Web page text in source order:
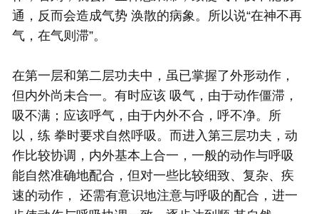
通，反而会造成气势 涣散的病象。所以说“在神不再
气，在气则滞”。
在第一层和第二层功夫中，虽已掌握了外形动作，
但内外尚未合一。有时应该 吸气，由于动作僵滞，
吸不满；应该呼气，由于内外不合，呼不净。所
以，练 拳时要求自然呼吸。而进入第三层功夫，动
作比较协调，内外基本上合一，一般的动作与呼吸
能自然准确地配合，但对一些比较细致、复杂、疾
速的动作， 还需有意识地注意与呼吸的配合，进一